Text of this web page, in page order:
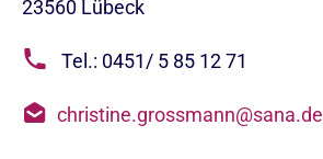
23560 Lübeck
Tel.: 0451/ 5 85 12 71
christine.grossmann@sana.de